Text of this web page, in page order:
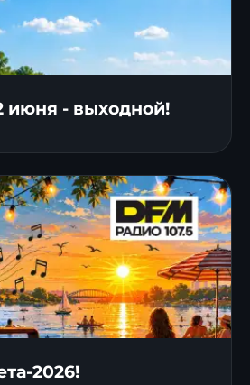
июня - выходной!
2026!